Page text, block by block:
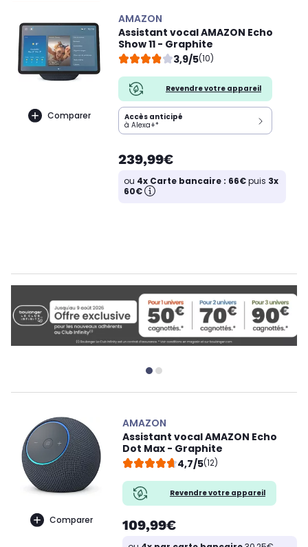
Comparer
AMAZON
Assistant vocal AMAZON Echo
Show 11 - Graphite
3,9/5(10)
Revendre votre appareil
Accès anticipé
à Alexa+*
239,99€
ou 4x Carte bancaire : 66€puis 3x
60€
Comparer
AMAZON
Assistant vocal AMAZON Echo
Dot Max - Graphite
4,7/5(12)
Revendre votre appareil
109,99€